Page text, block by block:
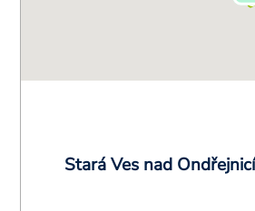
Stará Ves nad